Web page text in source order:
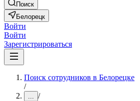
Поиск
Белорецк
Войти
Войти
Зарегистрироваться
Поиск сотрудников в Белорецке
/
... /